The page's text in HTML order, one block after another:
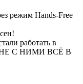
режим Hands-Free
работать в
С НИМИ ВСЁ В